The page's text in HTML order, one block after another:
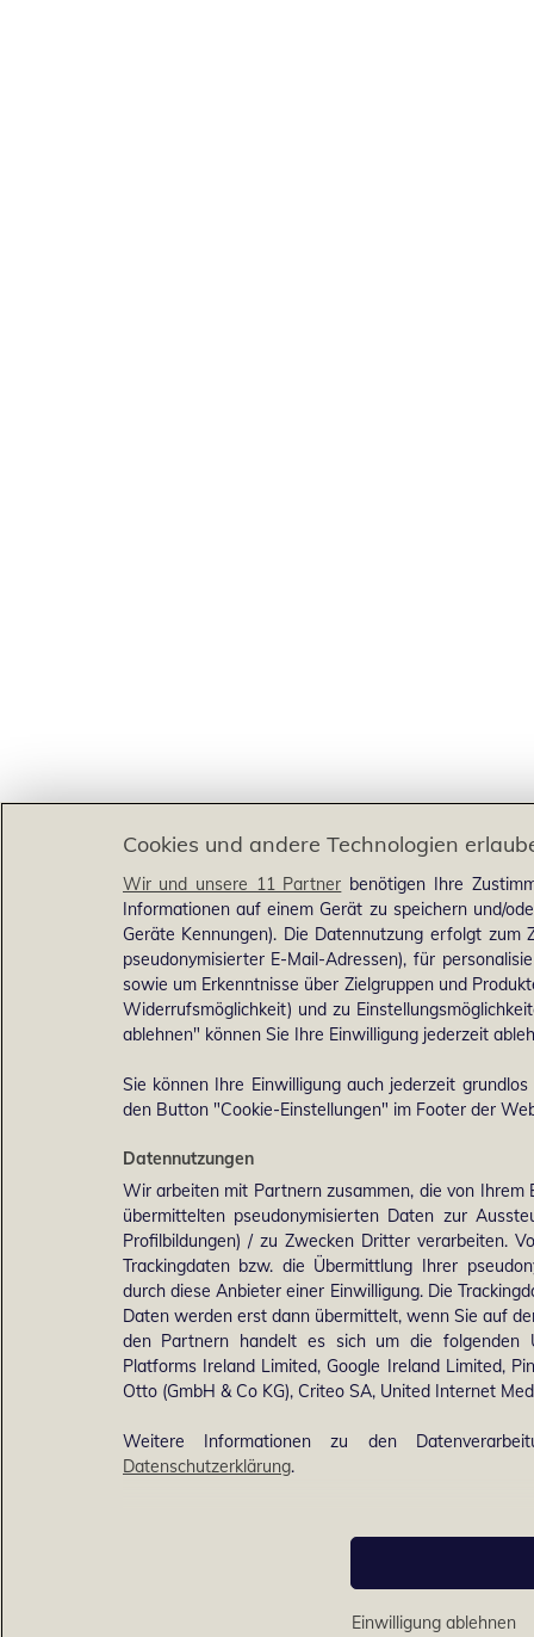
Cookies und andere Technologien
Wir und unsere 11 Partner benötigen Ihre
Informationen auf einem Gerät zu speichern und/
Geräte Kennungen). Die Datennutzung erfolgt
pseudonymisierter E-Mail-Adressen), für
sowie um Erkenntnisse über Zielgruppen und
Widerrufsmöglichkeit) und zu
ablehnen" können Sie Ihre Einwilligung jederzeit
Sie können Ihre Einwilligung auch jederzeit
den Button "Cookie-Einstellungen" im Footer der
Datennutzungen
Wir arbeiten mit Partnern zusammen, die von Ihrem
übermittelten pseudonymisierten Daten zur
Profilbildungen) / zu Zwecken Dritter verarbeiten.
Trackingdaten bzw. die Übermittlung Ihrer
durch diese Anbieter einer Einwilligung. Die
Daten werden erst dann übermittelt, wenn Sie auf
den Partnern handelt es sich um die folgenden
Platforms Ireland Limited, Google Ireland Limited,
Otto (GmbH & Co KG), Criteo SA, United Internet
Weitere Informationen zu den
Datenschutzerklärung.
Einwilligung ablehnen